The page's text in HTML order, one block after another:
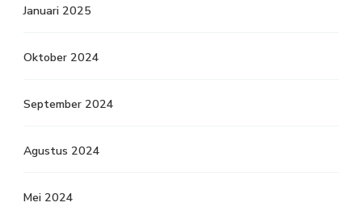
Januari 2025
Oktober 2024
September 2024
Agustus 2024
Mei 2024